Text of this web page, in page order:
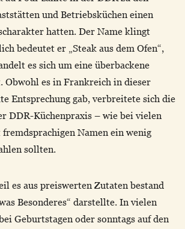
und Betriebsküchen einen
hatten. Der Name klingt
bedeutet er „Steak aus dem Ofen“,
es sich um eine überbackene
Obwohl es in Frankreich in dieser
Entsprechung gab, verbreitete sich die
DDR-Küchenpraxis – wie bei vielen
Namen ein wenig
sollten.
es aus preiswerten Zutaten bestand
Besonderes“ darstellte. In vielen
Geburtstagen oder sonntags auf den